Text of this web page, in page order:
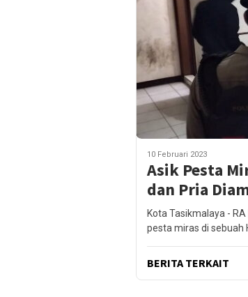
10 Februari 2023
Asik Pesta
dan Pria
Kota Tasikmalaya -
pesta miras di sebuah
BERITA TERKAIT